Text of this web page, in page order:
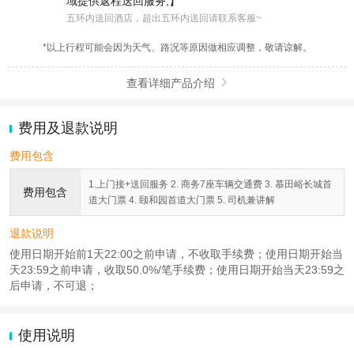
五环内送回酒店，超出五环内送回请联系客服~
*以上行程可能会因为天气、路况等原因做相应调整，敬请谅解。
查看详细产品介绍 
费用及退款说明
费用包含
费用包含
1.上门接+送回服务 2. 商务7座车辆交通费 3. 慕田峪长城首
道大门票 4. 颐和园首道大门票 5. 司机兼讲解
退款说明
使用日期开始前1天22:00之前申请，不收取手续费；使用日期开始当
天23:59之前申请，收取50.0%/笔手续费；使用日期开始当天23:59之
后申请，不可退；
使用说明